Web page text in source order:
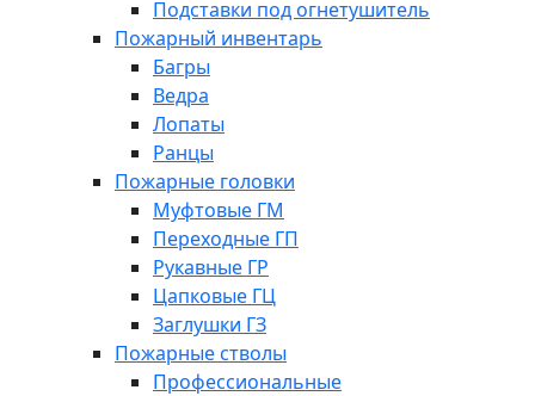
Подставки под огнетушитель
Пожарный инвентарь
Багры
Ведра
Лопаты
Ранцы
Пожарные головки
Муфтовые ГМ
Переходные ГП
Рукавные ГР
Цапковые ГЦ
Заглушки ГЗ
Пожарные стволы
Профессиональные